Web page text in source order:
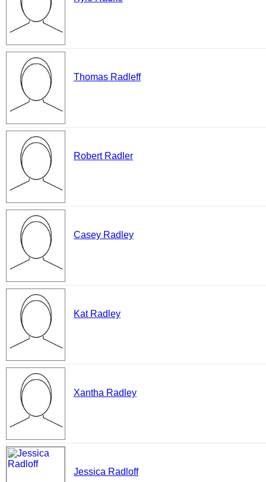
Thomas Radleff
Robert Radler
Casey Radley
Kat Radley
Xantha Radley
Jessica Radloff